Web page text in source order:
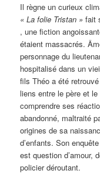
Il règne un curieux
« La folie Tristan » fait
, une fiction
étaient massacrés.
personnage du
hospitalisé dans un
fils Théo a été
liens entre le père et
comprendre ses
abandonné, maltraité
origines de sa
d’enfants. Son
est question d’amour,
policier déroutant.